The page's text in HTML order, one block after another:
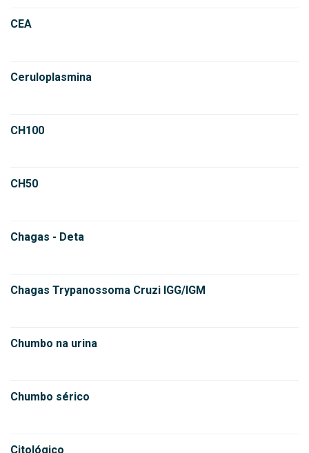
CEA
Ceruloplasmina
CH100
CH50
Chagas - Deta
Chagas Trypanossoma Cruzi IGG/IGM
Chumbo na urina
Chumbo sérico
Citológico